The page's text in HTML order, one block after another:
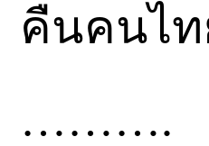
คืนคนไ
……….